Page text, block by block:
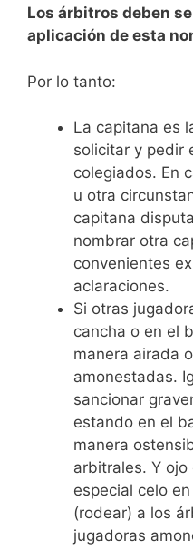
Los árbitros deben
aplicación de esta
Por lo tanto:
La capitana es
solicitar y pedir
colegiados. En
u otra
capitana
nombrar otra
convenientes
aclaraciones.
Si otras
cancha o en el
manera airada
amonestadas.
sancionar
estando en el
manera
arbitrales. Y
especial celo
(rodear) a los
jugadoras